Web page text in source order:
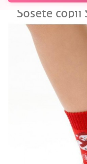
Sosete copii